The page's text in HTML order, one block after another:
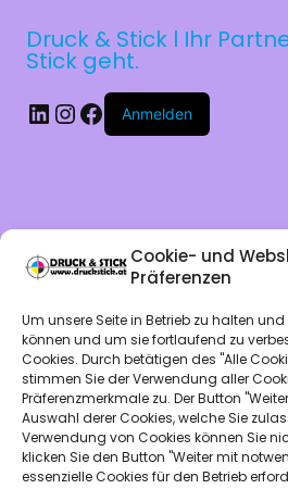
Cookie- und
Präferenzen
Um unsere Seite in Betrieb zu halten
können und um sie fortlaufend zu
Cookies. Durch betätigen des "Alle
stimmen Sie der Verwendung aller
Präferenzmerkmale zu. Der Button
Auswahl derer Cookies, welche Sie
Verwendung von Cookies können Sie
klicken Sie den Button "Weiter mit
essenzielle Cookies für den Betrieb
Druck & Stick l Ihr
Stick geht.
LinkedIn
Instagram
Facebook
Anmelden